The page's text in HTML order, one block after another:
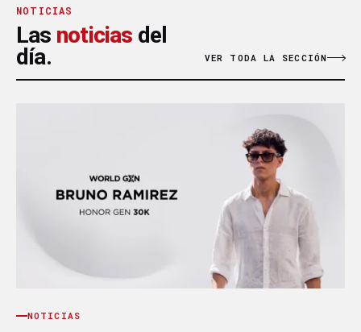
NOTICIAS
Las noticias del
día.
VER TODA LA SECCIÓN
NOTICIAS